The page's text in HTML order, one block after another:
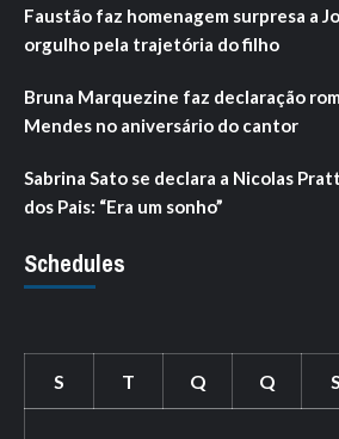
Faustão faz homenagem surpresa a
orgulho pela trajetória do filho
Bruna Marquezine faz declaração
Mendes no aniversário do cantor
Sabrina Sato se declara a Nicolas
dos Pais: “Era um sonho”
Schedules
S T Q Q S